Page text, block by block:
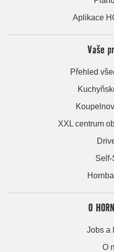
Aplikace
Vaše
Přehled
XXL centrum
Self-
O
Jobs a
O